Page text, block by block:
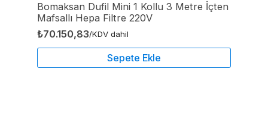
Bomaksan Dufil Mini 1 Kollu 3 Metre İçten
Mafsallı Hepa Filtre 220V
₺70.150,83/KDV dahil
Sepete Ekle